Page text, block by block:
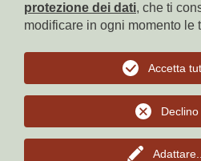
Proprietà del sito
Cookies
protezione dei dati, che ti
modificare in ogni momento le
Adattare
Declino
Accetta